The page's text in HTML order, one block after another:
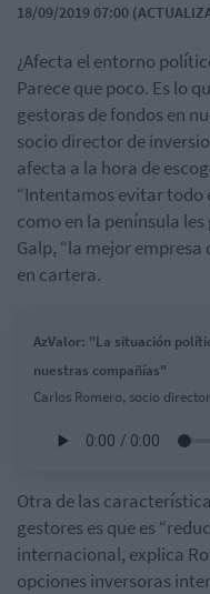
18/09/2019 07:00
¿Afecta el entorno
Parece que poco. Es lo
gestoras de fondos en
socio director de
afecta a la hora de
“Intentamos evitar todo
como en la península
Galp, “la mejor
en cartera.
AzValor: "La situación
nuestras compañías"
Carlos Romero, socio
Otra de las
gestores es que es
internacional, explica
opciones inversoras